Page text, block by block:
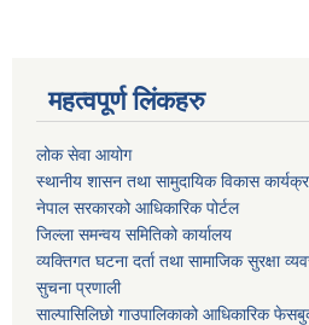
महत्वपूर्ण लिंकहरु
लोक सेवा आयोग
स्थानीय शासन तथा सामुदायिक विकास
नेपाल सरकारको आधिकारिक पोर्टल
जिल्ला समन्वय समितिको कार्यालय
व्यक्तिगत घटना दर्ता तथा सामाजिक सुरक्षा
सुचना प्रणाली
साल्पासिलिछो गाउपालिकाको आधिकारिक